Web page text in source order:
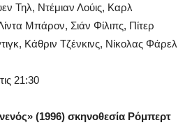
Τηλ, Ντέμιαν Λούις, Καρλ
Μπάρον, Σιάν Φίλιπς, Πίτερ
Κάθριν Τζένκινς, Νίκολας Φάρελ
21:30
(1996) σκηνοθεσία Ρόμπερτ